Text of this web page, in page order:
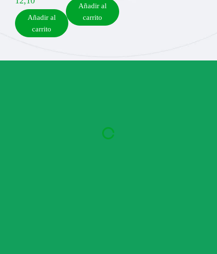
Añadir al
carrito
Añadir al
carrito